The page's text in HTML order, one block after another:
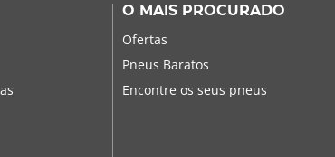
O MAIS PROCURADO
Ofertas
Pneus Baratos
Encontre os seus pneus